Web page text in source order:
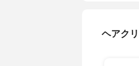
ヘアク